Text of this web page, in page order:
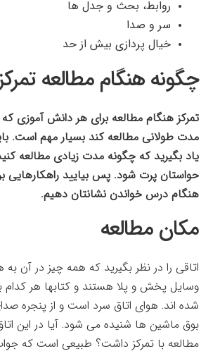
روابط، بحث و جدل ها
سر و صدا
خیال پردازی بیش از حد
چگونه هنگام مطالعه
تمرکز هنگام مطالعه برای هر دانش آموزی
مدت طولانی مطالعه کند بسیار مهم است.
یاد بگیرید که چگونه مدت زیادی مطالعه
حواستان پرت شود. پس بیایید راهکارهایی
هنگام درس خواندن نشانتان دهیم.
مکان مطالعه
اتاقی را در نظر بگیرید که همه چیز در آن
وسایل پخش و پلا هستند و کتابها هر
شده اند. هوای اتاق سرد است و از پنجره
بوق ماشین ها شنیده می شود. آیا در این
مطالعه با تمرکز داشت؟ طبیعی است که